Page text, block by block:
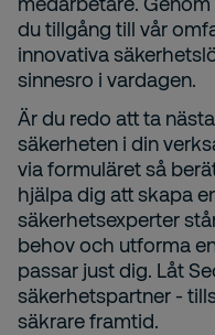
du tillgång till vår
innovativa
sinnesro i vardagen.
Är du redo att ta
säkerheten i din
via formuläret så
hjälpa dig att skapa
säkerhetsexperter
behov och utforma
passar just dig. Låt
säkerhetspartner -
säkrare framtid.